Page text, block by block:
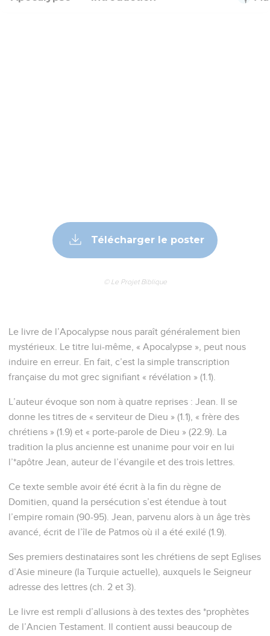
Télécharger le poster
© Le Projet Biblique
Le livre de l’Apocalypse nous paraît généralement bien
mystérieux. Le titre lui-même, « Apocalypse », peut nous
induire en erreur. En fait, c’est la simple transcription
française du mot grec signifiant « révélation » (1.1).
L’auteur évoque son nom à quatre reprises : Jean. Il se
donne les titres de « serviteur de Dieu » (1.1), « frère des
chrétiens » (1.9) et « porte-parole de Dieu » (22.9). La
tradition la plus ancienne est unanime pour voir en lui
l’*apôtre Jean, auteur de l’évangile et des trois lettres.
Ce texte semble avoir été écrit à la fin du règne de
Domitien, quand la persécution s’est étendue à tout
l’empire romain (90-95). Jean, parvenu alors à un âge très
avancé, écrit de l’île de Patmos où il a été exilé (1.9).
Ses premiers destinataires sont les chrétiens de sept Eglises
d’Asie mineure (la Turquie actuelle), auxquels le Seigneur
adresse des lettres (ch. 2 et 3).
Le livre est rempli d’allusions à des textes des *prophètes
de l’Ancien Testament. Il contient aussi beaucoup de